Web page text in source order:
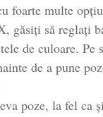
foarte multe
găsiți să reglați
de culoare. Pe
de a pune
poze, la fel ca